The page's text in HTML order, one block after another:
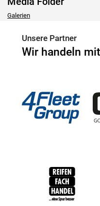
Galerien
Unsere Partner
Wir handeln